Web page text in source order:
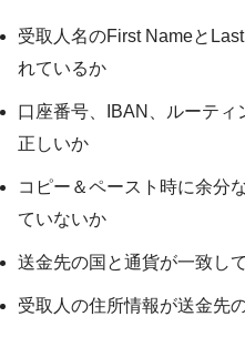
受取人名のFirst Nameと
れているか
口座番号、IBAN、ルーテ
正しいか
コピー＆ペースト時に余分
ていないか
送金先の国と通貨が一致し
受取人の住所情報が送金先